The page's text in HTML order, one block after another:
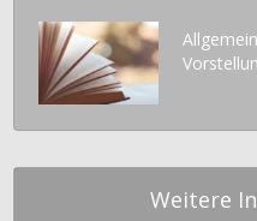
Weitere